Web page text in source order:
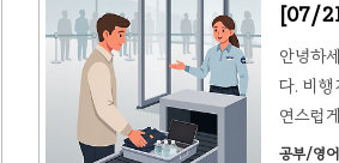
[07/
안녕하
다. 비
연스럽
얼로그
공부/영어